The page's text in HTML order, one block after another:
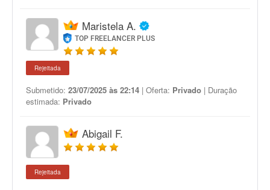
Maristela A.
TOP FREELANCER PLUS
Rejeitada
Submetido: 23/07/2025 às 22:14 | Oferta: Privado | Duração
estimada: Privado
Abigail F.
Rejeitada